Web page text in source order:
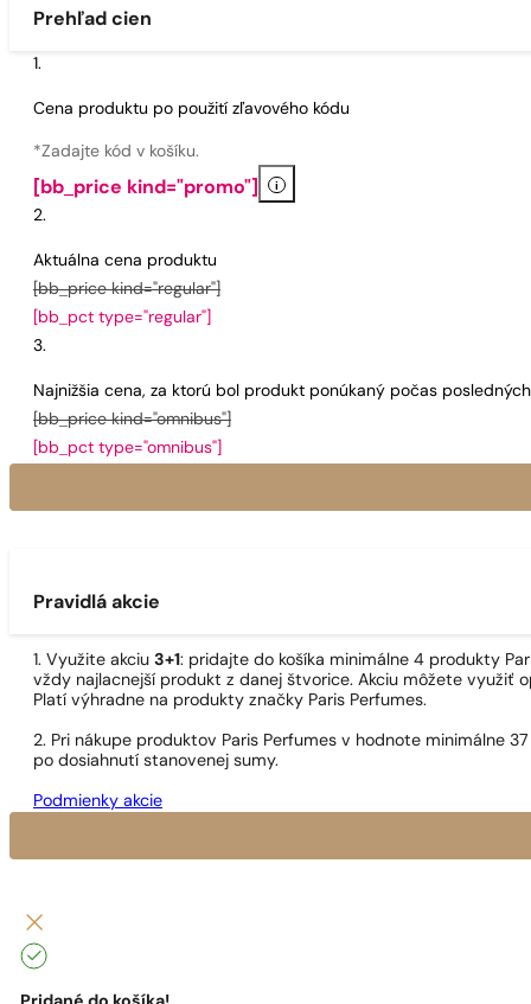
Prehľad cien
Cena produktu po použití zľavového kódu
*Zadajte kód v košíku.
[bb_price kind="promo"] i
Aktuálna cena produktu
[bb_price kind="regular"]
[bb_pct type="regular"]
Najnižšia cena, za ktorú bol produkt ponúkaný počas
[bb_price kind="omnibus"]
[bb_pct type="omnibus"]
Pravidlá akcie
1. Využite akciu 3+1: pridajte do košíka minimálne 4 produkty
vždy najlacnejší produkt z danej štvorice. Akciu môžete využiť
Platí výhradne na produkty značky Paris Perfumes.
2. Pri nákupe produktov Paris Perfumes v hodnote minimálne
po dosiahnutí stanovenej sumy.
Podmienky akcie